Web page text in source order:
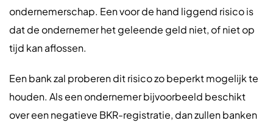
ondernemerschap. Een voor de hand liggend risico is
dat de ondernemer het geleende geld niet, of niet op
tijd kan aflossen.
Een bank zal proberen dit risico zo beperkt mogelijk te
houden. Als een ondernemer bijvoorbeeld beschikt
over een negatieve BKR-registratie, dan zullen banken